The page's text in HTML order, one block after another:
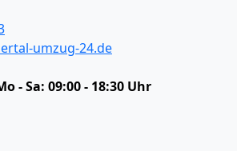
umzug-24.de
- Sa: 09:00 - 18:30 Uhr